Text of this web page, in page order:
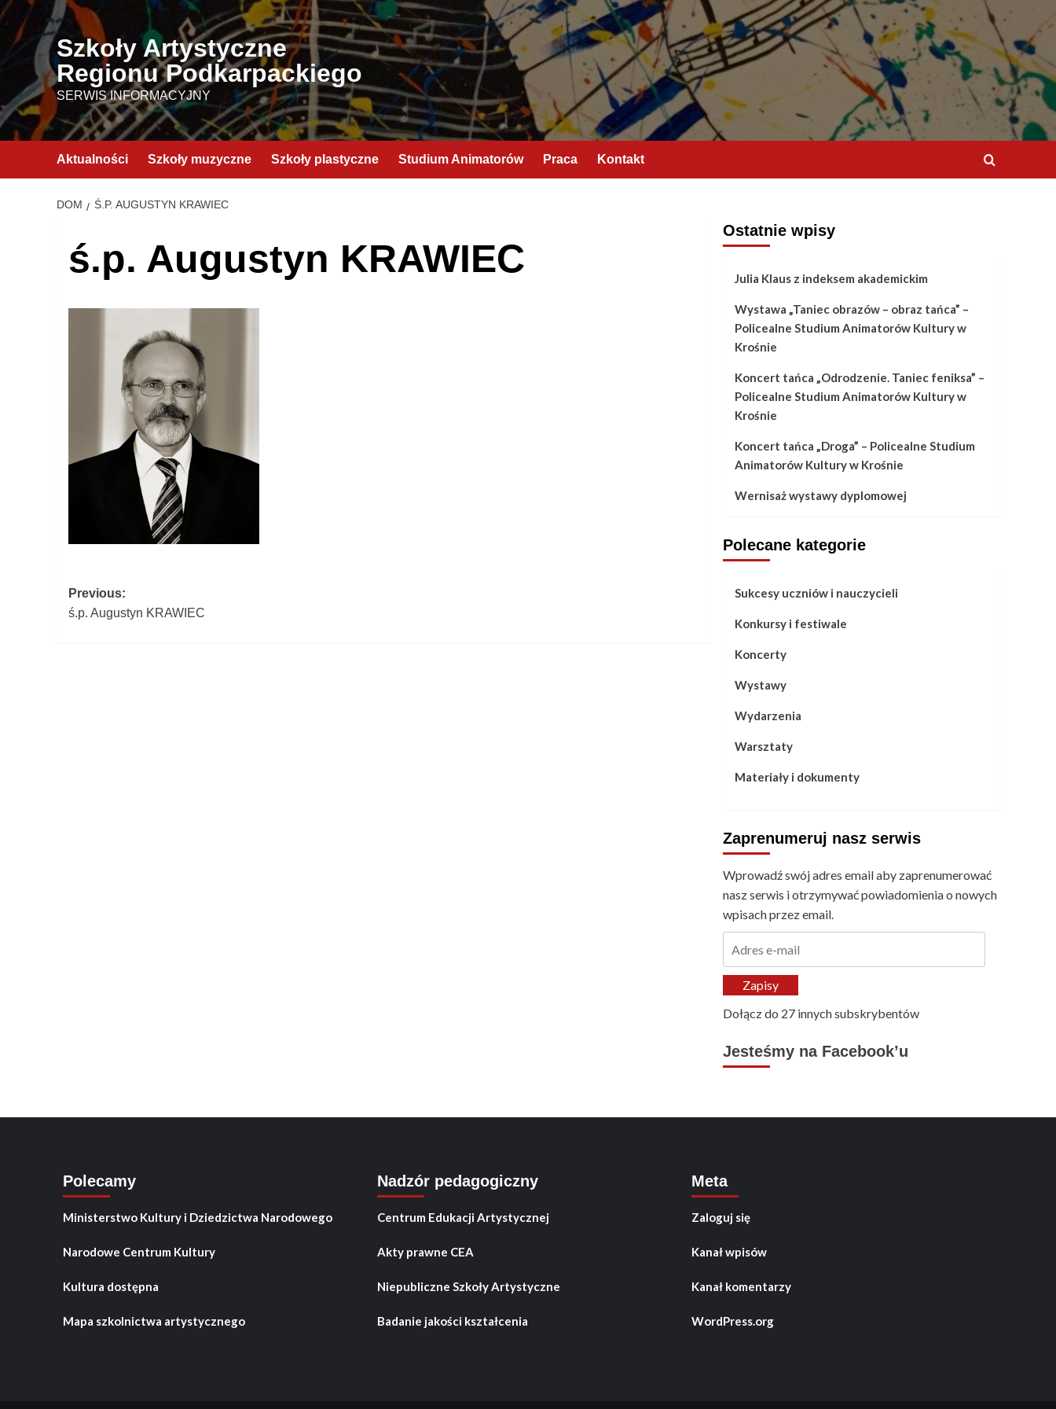
Przejdź
treści
Szkoły Artystyczne
Regionu Podkarpackiego
SERWIS INFORMACYJNY
Aktualności Szkoły muzyczne Szkoły plastyczne Studium Animatorów Praca Kontakt
DOM Ś.P. AUGUSTYN KRAWIEC
ś.p. Augustyn KRAWIEC
Post
navigation
Previous:
ś.p. Augustyn KRAWIEC
Ostatnie wpisy
Julia Klaus z indeksem akademickim
Wystawa „Taniec obrazów – obraz tańca” –
Policealne Studium Animatorów Kultury w
Krośnie
Koncert tańca „Odrodzenie. Taniec feniksa” –
Policealne Studium Animatorów Kultury w
Krośnie
Koncert tańca „Droga” – Policealne Studium
Animatorów Kultury w Krośnie
Wernisaż wystawy dyplomowej
Polecane kategorie
Sukcesy uczniów i nauczycieli
Konkursy i festiwale
Koncerty
Wystawy
Wydarzenia
Warsztaty
Materiały i dokumenty
Zaprenumeruj nasz serwis
Wprowadź swój adres email aby zaprenumerować
nasz serwis i otrzymywać powiadomienia o nowych
wpisach przez email.
mailZapisy
Dołącz do 27 innych subskrybentów
Jesteśmy na Facebook’u
Polecamy
Ministerstwo Kultury i Dziedzictwa Narodowego
Narodowe Centrum Kultury
Kultura dostępna
Mapa szkolnictwa artystycznego
Nadzór pedagogiczny
Centrum Edukacji Artystycznej
Akty prawne CEA
Niepubliczne Szkoły Artystyczne
Badanie jakości kształcenia
Meta
Zaloguj się
Kanał wpisów
Kanał komentarzy
WordPress.org